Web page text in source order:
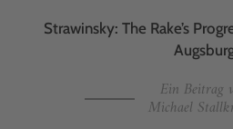
Strawinsky: The Rake’s
Ein Beitrag
Michael